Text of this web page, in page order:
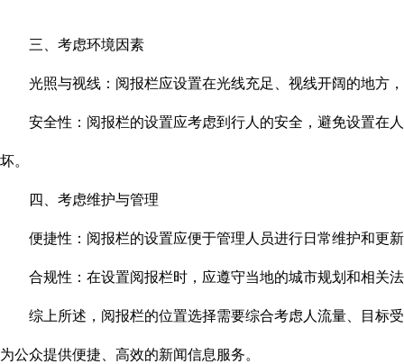
三、考虑环境因素
光照与视线：阅报栏应设置在光线充足、视线开阔的地方，
安全性：阅报栏的设置应考虑到行人的安全，避免设置在人
坏。
四、考虑维护与管理
便捷性：阅报栏的设置应便于管理人员进行日常维护和更
合规性：在设置阅报栏时，应遵守当地的城市规划和相关法
综上所述，阅报栏的位置选择需要综合考虑人流量、目标受
为公众提供便捷、高效的新闻信息服务。